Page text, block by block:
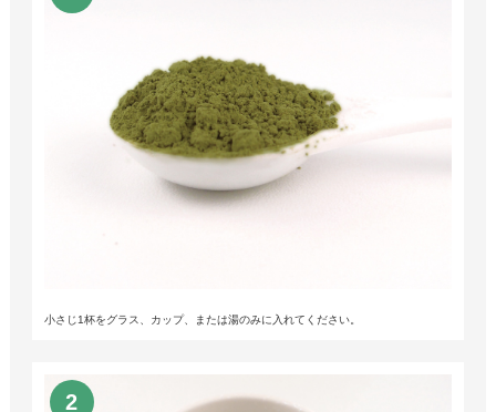
小さじ1杯をグラス、カップ、または湯のみに入れてください。